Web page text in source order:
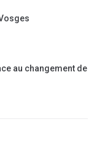
au changement de